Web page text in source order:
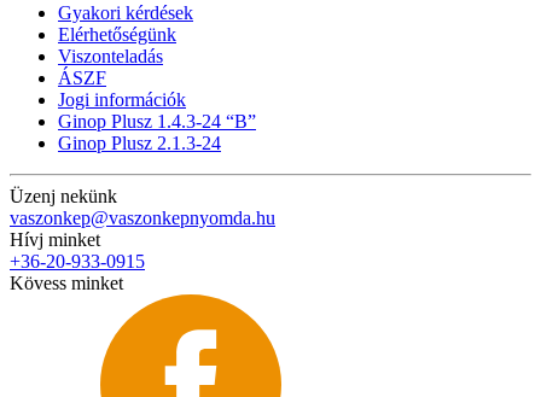
Gyakori kérdések
Elérhetőségünk
Viszonteladás
ÁSZF
Jogi információk
Ginop Plusz 1.4.3-24 “B”
Ginop Plusz 2.1.3-24
Üzenj nekünk
vaszonkep@vaszonkepnyomda.hu
Hívj minket
+36-20-933-0915
Kövess minket